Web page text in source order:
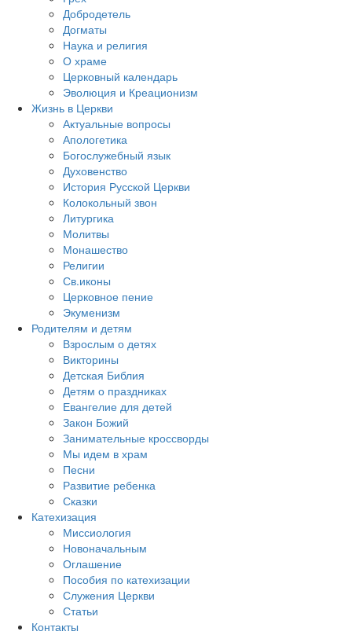
Добродетель
Догматы
Наука и религия
О храме
Церковный календарь
Эволюция и Креационизм
Жизнь в Церкви
Актуальные вопросы
Апологетика
Богослужебный язык
Духовенство
История Русской Церкви
Колокольный звон
Литургика
Молитвы
Монашество
Религии
Св.иконы
Церковное пение
Экуменизм
Родителям и детям
Взрослым о детях
Викторины
Детская Библия
Детям о праздниках
Евангелие для детей
Закон Божий
Занимательные кроссворды
Мы идем в храм
Песни
Развитие ребенка
Сказки
Катехизация
Миссиология
Новоначальным
Оглашение
Пособия по катехизации
Служения Церкви
Статьи
Контакты